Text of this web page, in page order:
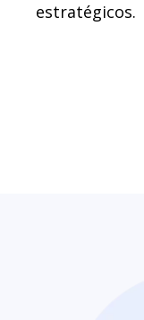
estratégicos.